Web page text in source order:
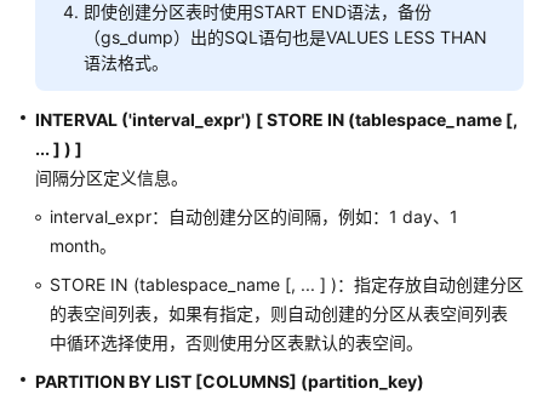
CREATE
RESOURCE
POOL
CREATE
CREATE
SECURITY
POLICY
CREATE
即使创建分区表时使用START END语法，备份
（gs_dump）出的SQL语句也是VALUES LESS THAN
语法格式。
INTERVAL ('interval_expr') [ STORE IN (tablespace_name [,
... ] ) ]
间隔分区定义信息。
interval_expr：自动创建分区的间隔，例如：1 day、1
month。
STORE IN (tablespace_name [, ... ] )：指定存放自动创建分区
的表空间列表，如果有指定，则自动创建的分区从表空间列表
中循环选择使用，否则使用分区表默认的表空间。
PARTITION BY LIST [COLUMNS] (partition_key)